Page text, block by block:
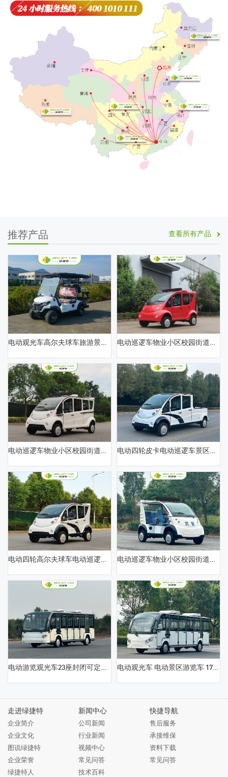
推荐产品 查看所有产品
电动巡逻车物业小区校园街道治安巡逻电动接待车6-8座封闭可定制厂区景区公园摆渡观光巡逻电瓶接驳车 电动四轮皮卡电动巡逻车景区度假村物业观光游览巡逻车社区公园学校巡逻巡查接待摆渡接驳电瓶车
电动四轮高尔夫球车电动巡逻车景区度假村物业观光游览巡逻车4-5座封闭可定制社区公园学校巡逻巡查接待摆渡接驳电瓶车 电动巡逻车物业小区校园街道治安巡逻电动接待车5-8座厂区景区公园摆渡观光巡逻电瓶接驳车
电动游览观光车23座封闭可定制景区公园小区物业度假村花园式酒店接驳摆渡车校园酒店工厂接待定制封闭电瓶车 电动观光车 电动景区游览车 17座封闭可定制四轮电瓶看房 公园接待旅游车
走进绿捷特
企业简介
企业文化
图说绿捷特
企业荣誉
绿捷特人
新闻中心
公司新闻
行业新闻
视频中心
常见问答
技术百科
快捷导航
售后服务
承接维保
资料下载
常见问答